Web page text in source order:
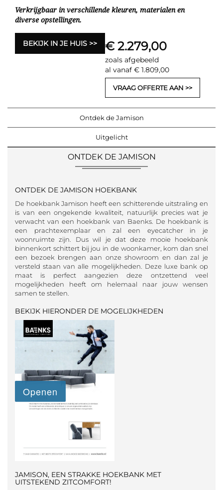
Verkrijgbaar in verschillende kleuren, materialen en
diverse opstellingen.
BEKIJK IN JE HUIS € 2.279,00
zoals afgebeeld
al vanaf € 1.809,00
VRAAG OFFERTE AAN
Ontdek de Jamison
Uitgelicht
ONTDEK DE JAMISON
ONTDEK DE JAMISON HOEKBANK
De hoekbank Jamison heeft een schitterende uitstraling en
is van een ongekende kwaliteit, natuurlijk precies wat je
verwacht van een hoekbank van Baenks. De hoekbank is
een prachtexemplaar en zal een eyecatcher in je
woonruimte zijn. Dus wil je dat deze mooie hoekbank
binnenkort schittert bij jou in de woonkamer, kom dan snel
een bezoek brengen aan onze showroom en dan zal je
versteld staan van alle mogelijkheden. Deze luxe bank op
maat is perfect aangezien deze ontzettend veel
mogelijkheden heeft om helemaal naar jouw wensen
samen te stellen.
BEKIJK HIERONDER DE MOGELIJKHEDEN
JAMISON, EEN STRAKKE HOEKBANK MET
UITSTEKEND ZITCOMFORT!